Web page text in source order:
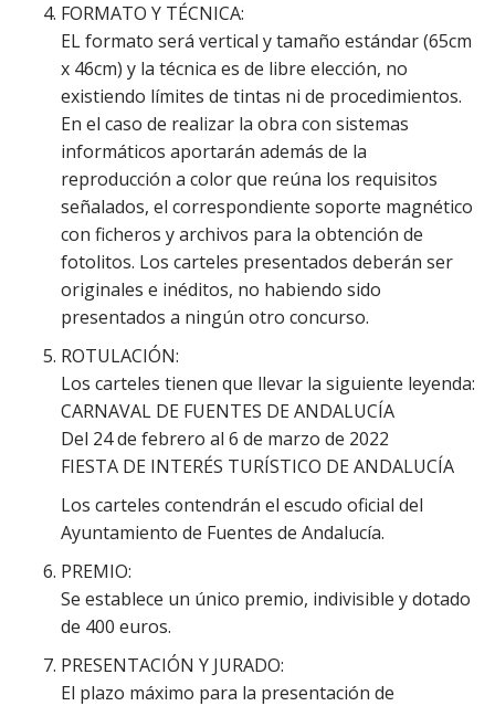
FORMATO Y TÉCNICA:
EL formato será vertical y tamaño estándar (65cm
x 46cm) y la técnica es de libre elección, no
existiendo límites de tintas ni de procedimientos.
En el caso de realizar la obra con sistemas
informáticos aportarán además de la
reproducción a color que reúna los requisitos
señalados, el correspondiente soporte magnético
con ficheros y archivos para la obtención de
fotolitos. Los carteles presentados deberán ser
originales e inéditos, no habiendo sido
presentados a ningún otro concurso.
ROTULACIÓN:
Los carteles tienen que llevar la siguiente leyenda:
CARNAVAL DE FUENTES DE ANDALUCÍA
Del 24 de febrero al 6 de marzo de 2022
FIESTA DE INTERÉS TURÍSTICO DE ANDALUCÍA
Los carteles contendrán el escudo oficial del
Ayuntamiento de Fuentes de Andalucía.
PREMIO:
Se establece un único premio, indivisible y dotado
de 400 euros.
PRESENTACIÓN Y JURADO:
El plazo máximo para la presentación de